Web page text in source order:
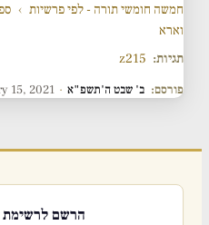
חמשה חומשי תורה - לפי פרשיות ›
וארא
תגיות: z215
פורסם: ב' שבט ה'תשפ"א ·
15, 2021
הרשם לרשימת